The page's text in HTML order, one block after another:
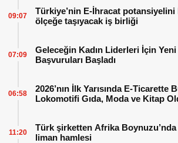
Türkiye’nin E-İhracat potansiyelini
ölçeğe taşıyacak iş birliği
09:07
Geleceğin Kadın Liderleri İçin
Başvuruları Başladı
07:09
2026’nın İlk Yarısında E-Ticarette
Lokomotifi Gıda, Moda ve Kitap
06:58
Türk şirketten Afrika
liman hamlesi
11:20